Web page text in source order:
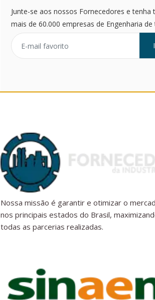
Junte-se aos nossos Fornecedores e tenha
mais de 60.000 empresas de Engenharia
Nossa missão é garantir e otimizar o
nos principais estados do Brasil,
todas as parcerias realizadas.